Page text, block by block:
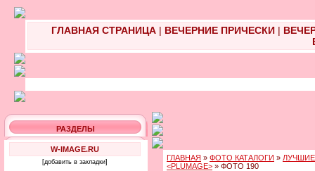
ГЛАВНАЯ СТРАНИЦА| ВЕЧЕРНИЕ ПРИЧЕСКИ|
РАЗДЕЛЫ
W-IMAGE.RU
[добавить в закладки] ГЛАВНАЯ » ФОТО КАТАЛОГИ »
<PLUMAGE> » ФОТО 190